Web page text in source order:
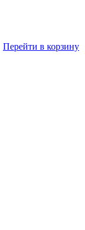
Перейти в корзину